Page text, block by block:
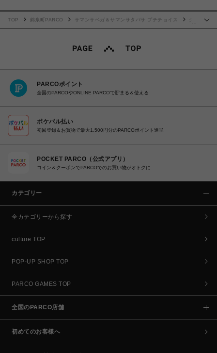
TOP 錦糸町PARCO サマンサベガ＆サマンサタバサ プチチョイス
PARCOポイント
全国のPARCOやONLINE PARCOで貯まる＆使える
ポケパル払い
初回登録＆お買物で最大1,500円分のPARCOポイント進呈
POCKET PARCO（公式アプリ）
コイン＆クーポンでPARCOでのお買い物がオトクに
カテゴリー
全カテゴリーから探す
culture TOP
POP-UP SHOP TOP
PARCO GAMES TOP
全国のPARCO店舗
初めてのお客様へ